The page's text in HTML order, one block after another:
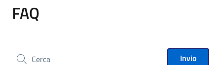
FAQ
Cerca nel sito Invio